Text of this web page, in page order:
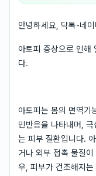
안녕하세요, 닥톡-네
아토피 증상으로 인해
다.
아토피는 몸의 면역기
민반응을 나타내며,
는 피부 질환입니다.
거나 외부 접촉 물질
우, 피부가 건조해지